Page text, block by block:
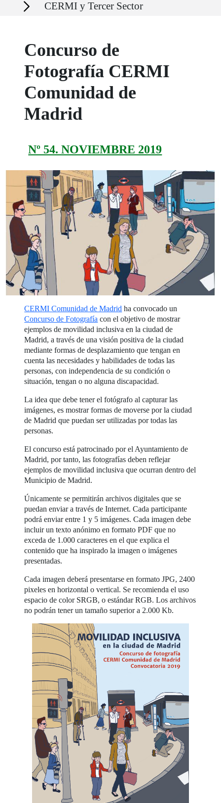
CERMI y Tercer Sector
Concurso de
Fotografía CERMI
Comunidad de
Madrid
Nº 54. NOVIEMBRE 2019
CERMI Comunidad de Madrid ha convocado un
Concurso de Fotografía con el objetivo de mostrar
ejemplos de movilidad inclusiva en la ciudad de
Madrid, a través de una visión positiva de la ciudad
mediante formas de desplazamiento que tengan en
cuenta las necesidades y habilidades de todas las
personas, con independencia de su condición o
situación, tengan o no alguna discapacidad.
La idea que debe tener el fotógrafo al capturar las
imágenes, es mostrar formas de moverse por la ciudad
de Madrid que puedan ser utilizadas por todas las
personas.
El concurso está patrocinado por el Ayuntamiento de
Madrid, por tanto, las fotografías deben reflejar
ejemplos de movilidad inclusiva que ocurran dentro del
Municipio de Madrid.
Únicamente se permitirán archivos digitales que se
puedan enviar a través de Internet. Cada participante
podrá enviar entre 1 y 5 imágenes. Cada imagen debe
incluir un texto anónimo en formato PDF que no
exceda de 1.000 caracteres en el que explica el
contenido que ha inspirado la imagen o imágenes
presentadas.
Cada imagen deberá presentarse en formato JPG, 2400
pixeles en horizontal o vertical. Se recomienda el uso
espacio de color SRGB, o estándar RGB. Los archivos
no podrán tener un tamaño superior a 2.000 Kb.